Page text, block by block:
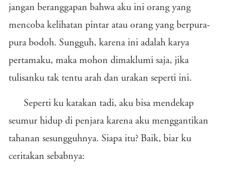
jangan beranggapan bahwa aku ini orang yang
mencoba kelihatan pintar atau orang yang berpura-
pura bodoh. Sungguh, karena ini adalah karya
pertamaku, maka mohon dimaklumi saja, jika
tulisanku tak tentu arah dan urakan seperti ini.
Seperti ku katakan tadi, aku bisa mendekap
seumur hidup di penjara karena aku menggantikan
tahanan sesungguhnya. Siapa itu? Baik, biar ku
ceritakan sebabnya: